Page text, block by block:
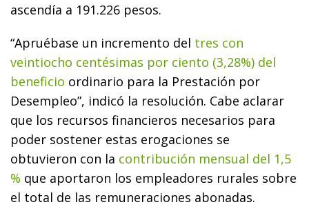
ascendía a 191.226 pesos.
“Apruébase un incremento del tres con
veintiocho centésimas por ciento (3,28%) del
beneficio ordinario para la Prestación por
Desempleo”, indicó la resolución. Cabe aclarar
que los recursos financieros necesarios para
poder sostener estas erogaciones se
obtuvieron con la contribución mensual del 1,5
% que aportaron los empleadores rurales sobre
el total de las remuneraciones abonadas.